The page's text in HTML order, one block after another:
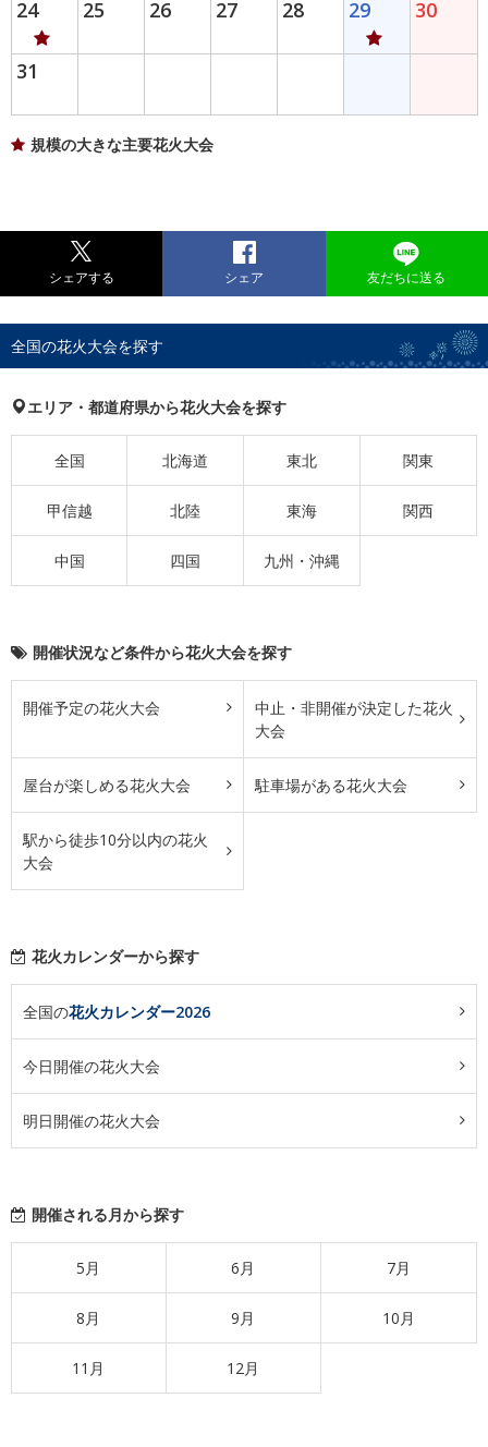
24 25 26 27 28 29 30
31
規模の大きな主要花火大会
シェアする シェア 友だちに送る
全国の花火大会を探す
エリア・都道府県から花火大会を探す
全国 北海道 東北 関東
甲信越 北陸 東海 関西
中国 四国 九州・沖縄
開催状況など条件から花火大会を探す
開催予定の花火大会
中止・非開催が決定した花火
大会
屋台が楽しめる花火大会 駐車場がある花火大会
駅から徒歩10分以内の花火
大会
花火カレンダーから探す
全国の花火カレンダー2026
今日開催の花火大会
明日開催の花火大会
開催される月から探す
5月 6月 7月
8月 9月 10月
11月 12月